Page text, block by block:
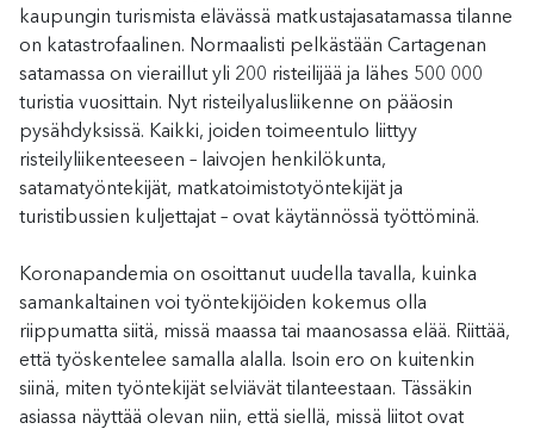
kaupungin turismista elävässä matkustajasatamassa tilanne
on katastrofaalinen. Normaalisti pelkästään Cartagenan
satamassa on vieraillut yli 200 risteilijää ja lähes 500 000
turistia vuosittain. Nyt risteilyalusliikenne on pääosin
pysähdyksissä. Kaikki, joiden toimeentulo liittyy
risteilyliikenteeseen – laivojen henkilökunta,
satamatyöntekijät, matkatoimistotyöntekijät ja
turistibussien kuljettajat – ovat käytännössä työttöminä.
Koronapandemia on osoittanut uudella tavalla, kuinka
samankaltainen voi työntekijöiden kokemus olla
riippumatta siitä, missä maassa tai maanosassa elää. Riittää,
että työskentelee samalla alalla. Isoin ero on kuitenkin
siinä, miten työntekijät selviävät tilanteestaan. Tässäkin
asiassa näyttää olevan niin, että siellä, missä liitot ovat